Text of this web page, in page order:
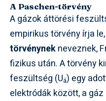
A Paschen-törvény
A gázok áttörési
empirikus törvény írja
törvénynekneveznek,
fizikus után. A törvény
feszültség (Uá) egy
elektródák között, a